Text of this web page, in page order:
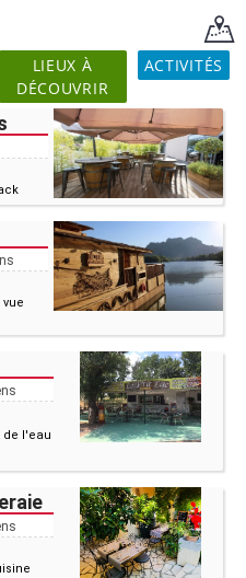
LIEUX À
DÉCOUVRIR
ACTIVITÉS
vue
de l'eau